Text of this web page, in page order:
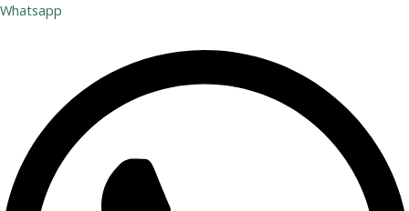
Whatsapp